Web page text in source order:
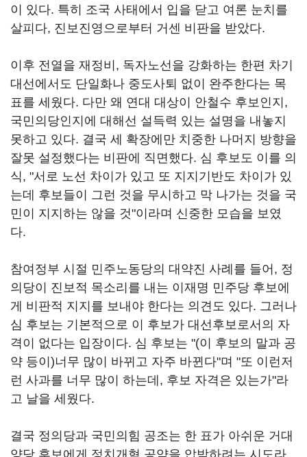
이 있다. 특히 조국 사태에서 입을 닫고 여론 눈치를
살피다, 진보진영으로부터 거센 비판을 받았다.
이후 전열을 재정비, 독자노선을 강화하는 한편 차기
대선에서도 단일화나 중도사퇴 없이 완주한다는 목
표를 세웠다. 다만 왜 연대 대상이 안철수 후보인지,
국민의당인지에 대해선 설득력 있는 설명을 내놓지
못하고 있다. 결국 세 확장에만 치중한 나머지 방향을
잘못 설정했다는 비판에 직면했다. 심 후보도 이를 의
식, "서로 노선 차이가 있고 또 지지기반도 차이가 있
는데 후보들이 그런 것을 무시하고 막 나가는 것을 국
민이 지지하는 않을 것"이라며 신중한 모습을 보였
다.
참여정부 시절 민주노동당의 대약진 사례를 들어, 정
의당이 진보적 목소리를 내는 이재명 민주당 후보에
게 비판적 지지를 보내야 한다는 의견도 있다. 그러나
심 후보는 기본적으로 이 후보가 대선후보로서의 자
격이 없다는 입장이다. 심 후보는 "(이 후보의 말과 공
약 등이)너무 많이 바뀌고 자주 바뀐다"며 "또 이런저
런 사과를 너무 많이 하는데, 후보 자격은 있는가"라
고 날을 세웠다.
결국 정의당과 국민의힘 공조는 한 표가 아쉬운 거대
양당 후보에게 정치개혁 공약을 압박하려는 시도라